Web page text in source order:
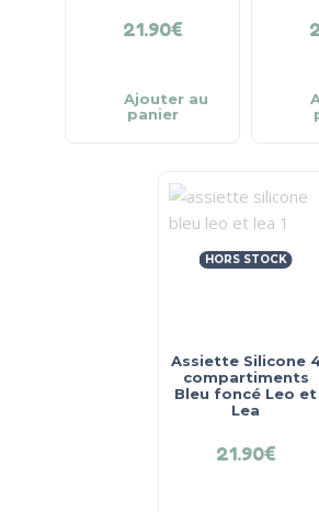
21.90€
Ajouter au
panier
HORS STOCK
Assiette Silicone
compartiments
Bleu foncé Leo et
Lea
21.90€